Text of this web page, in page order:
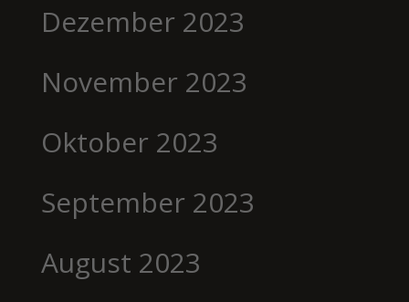
Dezember 2023
November 2023
Oktober 2023
September 2023
August 2023